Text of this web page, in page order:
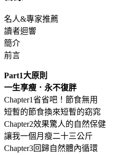
名人&專家推薦
讀者迴響
簡介
前言
Part1大原則
一生享瘦．永不復胖
Chapter1省省吧！節食無用
短暫的節食換來短暫的窈窕
Chapter2效果驚人的自然保健
讓我一個月瘦二十三公斤
Chapter3回歸自然體內循環